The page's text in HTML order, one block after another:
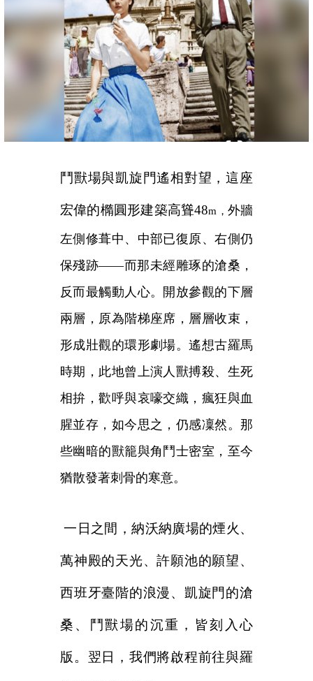
鬥獸場與凱旋門遙相對望，這座
宏偉的橢圓形建築高聳48m， 外牆
左側修葺中、中部已復原、右側仍
保殘跡——而那未經雕琢的滄桑，
反而最觸動人心。開放參觀的下層
兩層，原為階梯座席，層層收束，
形成壯觀的環形劇場。遙想古羅馬
時期，此地曾上演人獸搏殺、生死
相拚，歡呼與哀嚎交織，瘋狂與血
腥並存，如今思之，仍感凜然。那
些幽暗的獸籠與角鬥士密室，至今
猶散發著刺骨的寒意。
一日之間，納沃納廣場的煙火、
萬神殿的天光、許願池的願望、
西班牙臺階的浪漫、凱旋門的滄
桑、鬥獸場的沉重，皆刻入心
版。翌日，我們將啟程前往與羅